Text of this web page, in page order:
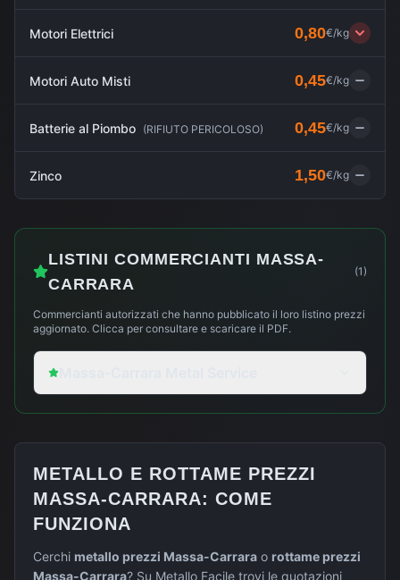
Motori Elettrici 0,80€/kg
Motori Auto Misti 0,45€/kg
Batterie al Piombo (RIFIUTO PERICOLOSO) 0,45€/kg
Zinco 1,50€/kg
LISTINI COMMERCIANTI MASSA-
CARRARA
(1)
Commercianti autorizzati che hanno pubblicato il loro listino prezzi
aggiornato. Clicca per consultare e scaricare il PDF.
METALLO E ROTTAME PREZZI
MASSA-CARRARA: COME
FUNZIONA
Cerchi metallo prezzi Massa-Carrara o rottame prezzi
Massa-Carrara? Su Metallo Facile trovi le quotazioni